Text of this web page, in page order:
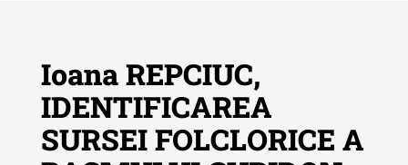
Revista "Cercetări istorice"
Ioana REPCIUC,
IDENTIFICAREA
SURSEI FOLCLORICE A